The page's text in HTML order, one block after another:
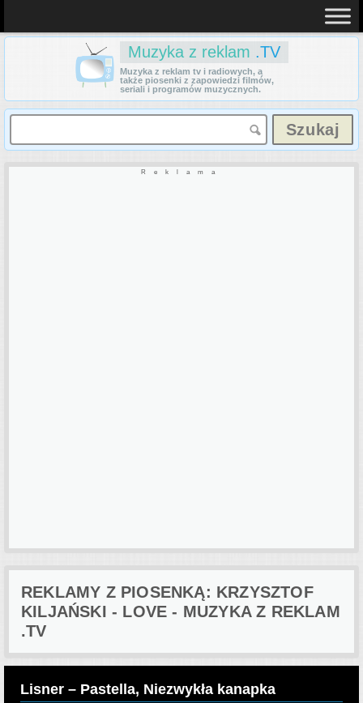
Muzyka z reklam .TV
Muzyka z reklam tv i radiowych, a
także piosenki z zapowiedzi filmów,
seriali i programów muzycznych.
Reklama
REKLAMY Z PIOSENKĄ: KRZYSZTOF
KILJAŃSKI - LOVE - MUZYKA Z REKLAM
.TV
Lisner – Pastella, Niezwykła kanapka